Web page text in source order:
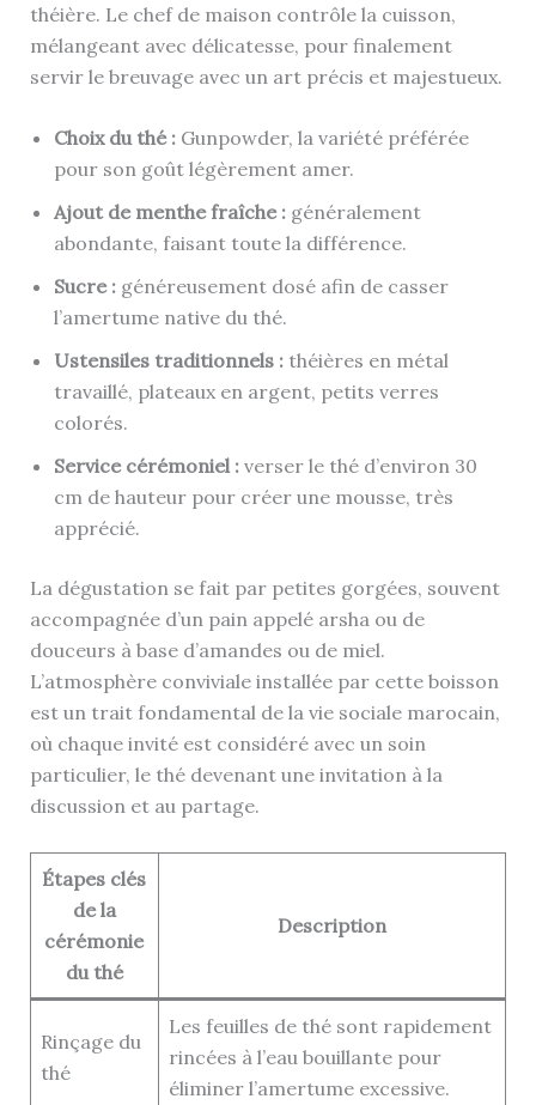
théière. Le chef de maison contrôle la cuisson,
mélangeant avec délicatesse, pour finalement
servir le breuvage avec un art précis et majestueux.
Choix du thé :Gunpowder, la variété préférée
pour son goût légèrement amer.
Ajout de menthe fraîche :généralement
abondante, faisant toute la différence.
Sucre :généreusement dosé afin de casser
l’amertume native du thé.
Ustensiles traditionnels :théières en métal
travaillé, plateaux en argent, petits verres
colorés.
Service cérémoniel :verser le thé d’environ 30
cm de hauteur pour créer une mousse, très
apprécié.
La dégustation se fait par petites gorgées, souvent
accompagnée d’un pain appelé arsha ou de
douceurs à base d’amandes ou de miel.
L’atmosphère conviviale installée par cette boisson
est un trait fondamental de la vie sociale marocain,
où chaque invité est considéré avec un soin
particulier, le thé devenant une invitation à la
discussion et au partage.
Étapes clés
de la
cérémonie
du thé
Description
Rinçage du
thé
Les feuilles de thé sont rapidement
rincées à l’eau bouillante pour
éliminer l’amertume excessive.